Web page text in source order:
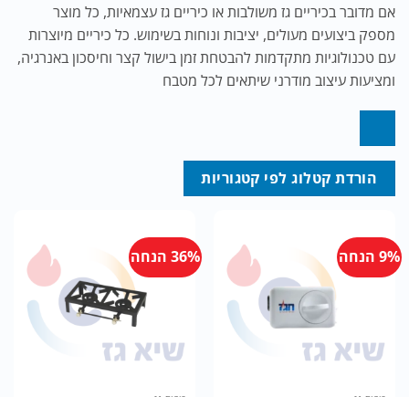
אם מדובר בכיריים גז משולבות או כיריים גז עצמאיות, כל מוצר
מספק ביצועים מעולים, יציבות ונוחות בשימוש. כל כיריים מיוצרות
עם טכנולוגיות מתקדמות להבטחת זמן בישול קצר וחיסכון באנרגיה,
ומציעות עיצוב מודרני שיתאים לכל מטבח
הורדת קטלוג לפי קטגוריות
9% הנחה 36% הנחה